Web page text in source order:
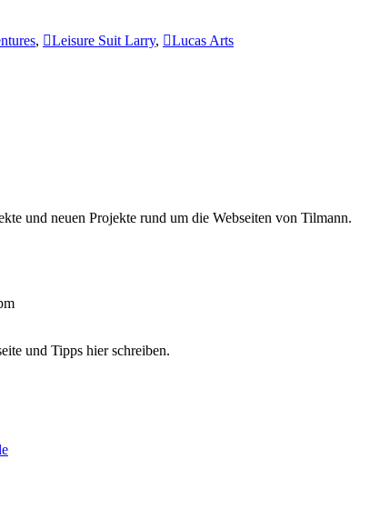
, Leisure Suit Larry,
Lucas Arts
und neuen Projekte rund um die Webseiten von Tilmann.
und Tipps hier schreiben.